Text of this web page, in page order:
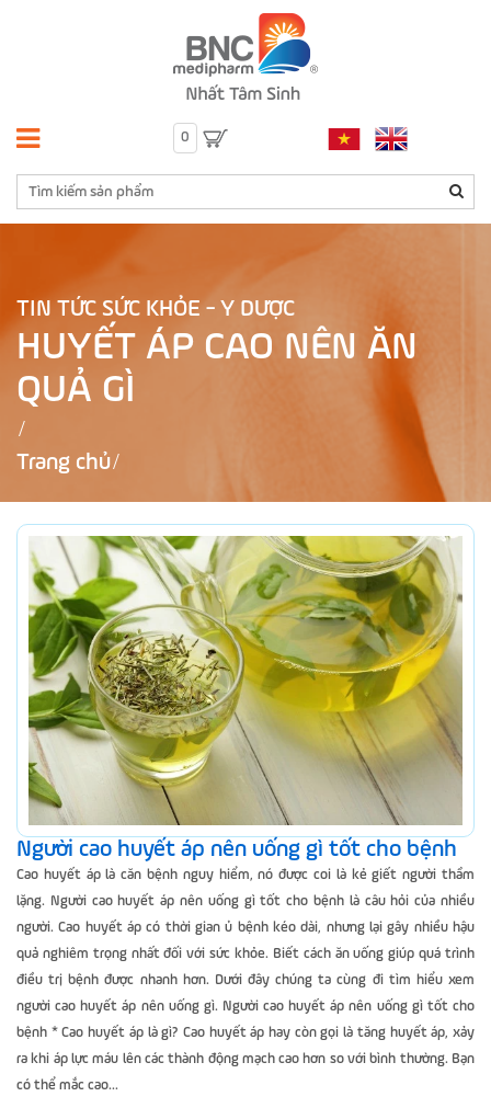
0
TIN TỨC SỨC KHỎE - Y DƯỢC
HUYẾT ÁP CAO NÊN ĂN
QUẢ GÌ
Trang chủ
Người cao huyết áp nên uống gì tốt cho bệnh
Cao huyết áp là căn bệnh nguy hiểm, nó được coi là kẻ giết người thầm
lặng. Người cao huyết áp nên uống gì tốt cho bệnh là câu hỏi của nhiều
người. Cao huyết áp có thời gian ủ bệnh kéo dài, nhưng lại gây nhiều hậu
quả nghiêm trọng nhất đối với sức khỏe. Biết cách ăn uống giúp quá trình
điều trị bệnh được nhanh hơn. Dưới đây chúng ta cùng đi tìm hiểu xem
người cao huyết áp nên uống gì. Người cao huyết áp nên uống gì tốt cho
bệnh * Cao huyết áp là gì? Cao huyết áp hay còn gọi là tăng huyết áp, xảy
ra khi áp lực máu lên các thành động mạch cao hơn so với bình thường. Bạn
có thể mắc cao...